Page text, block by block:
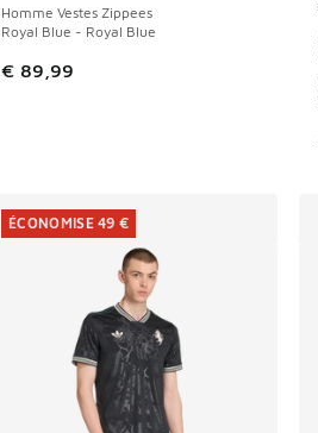
Homme Vestes Zippees
Royal Blue - Royal Blue
€ 89,99
ÉCONOMISE 49 €